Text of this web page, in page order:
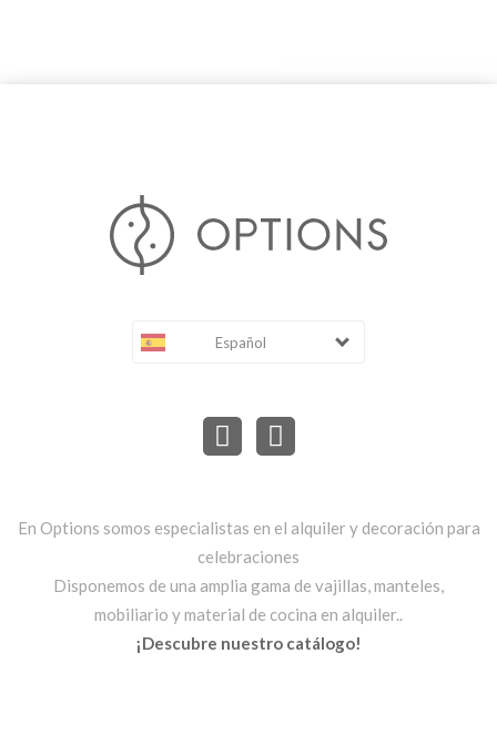
Español
En Options somos especialistas en el alquiler y decoración para
celebraciones
Disponemos de una amplia gama de vajillas, manteles,
mobiliario y material de cocina en alquiler..
¡Descubre nuestro catálogo!